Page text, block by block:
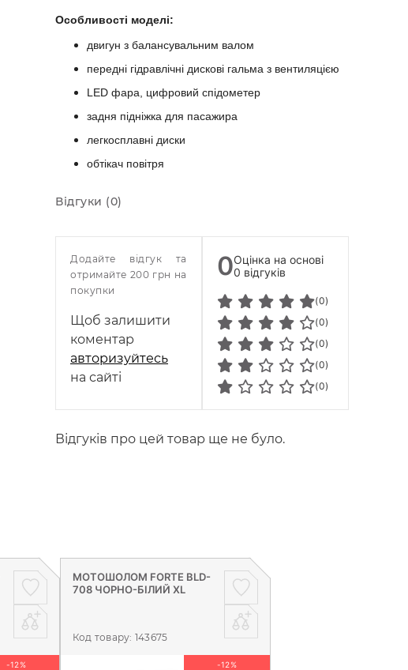
Особливості моделі:
двигун з балансувальним валом
передні гідравлічні дискові гальма з вентиляцією
LED фара, цифровий спідометер
задня підніжка для пасажира
легкосплавні диски
обтікач повітря
Відгуки (0)
Додайте відгук та
отримайте 200 грн на
покупки
Щоб залишити
коментар
авторизуйтесь
на сайті
0Оцінка на основі
0 відгуків
(0)
(0)
(0)
(0)
(0)
Відгуків про цей товар ще не було.
-12%
МОТОШОЛОМ FORTE BLD-
708 ЧОРНО-БІЛИЙ XL
Код товару: 143675
-12%